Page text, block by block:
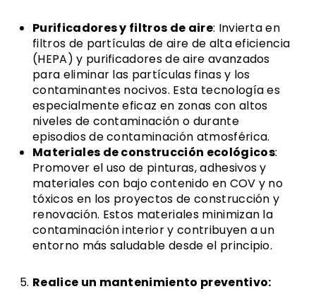
Purificadores y filtros de aire: Invierta en
filtros de partículas de aire de alta eficiencia
(HEPA) y purificadores de aire avanzados
para eliminar las partículas finas y los
contaminantes nocivos. Esta tecnología es
especialmente eficaz en zonas con altos
niveles de contaminación o durante
episodios de contaminación atmosférica.
Materiales de construcción ecológicos:
Promover el uso de pinturas, adhesivos y
materiales con bajo contenido en COV y no
tóxicos en los proyectos de construcción y
renovación. Estos materiales minimizan la
contaminación interior y contribuyen a un
entorno más saludable desde el principio.
Realice un mantenimiento preventivo: